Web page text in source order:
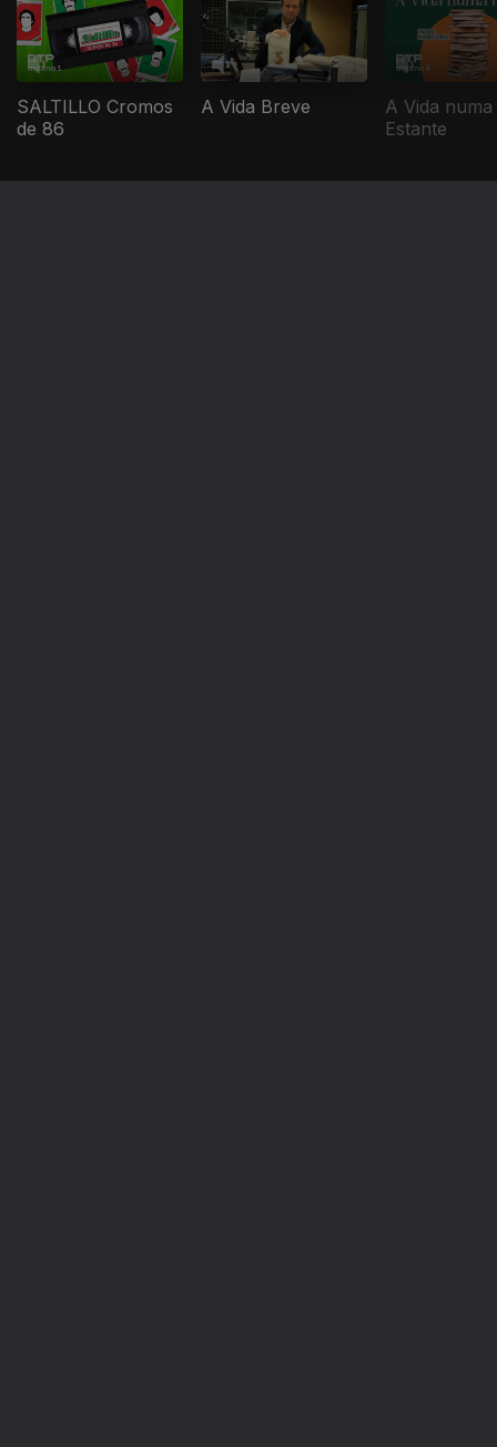
SALTILLO Cromos
de 86
A Vida Breve
A Vida numa
Estante